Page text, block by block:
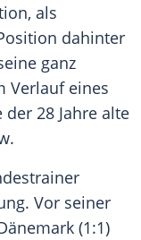
, als
dahinter
ganz
Verlaufeines
28 Jahre alte
. Vor seiner
(1:1)